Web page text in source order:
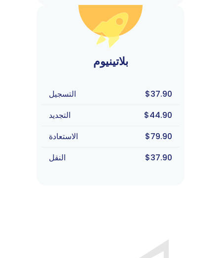
بلاتينيوم
$37.90
التسجيل
$44.90
التجديد
$79.90
الاستعادة
$37.90
النقل